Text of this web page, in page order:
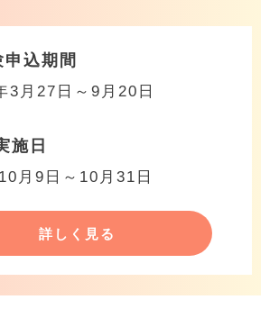
申込期間
3月27日～9月20日
施日
月9日～10月31日
詳しく見る